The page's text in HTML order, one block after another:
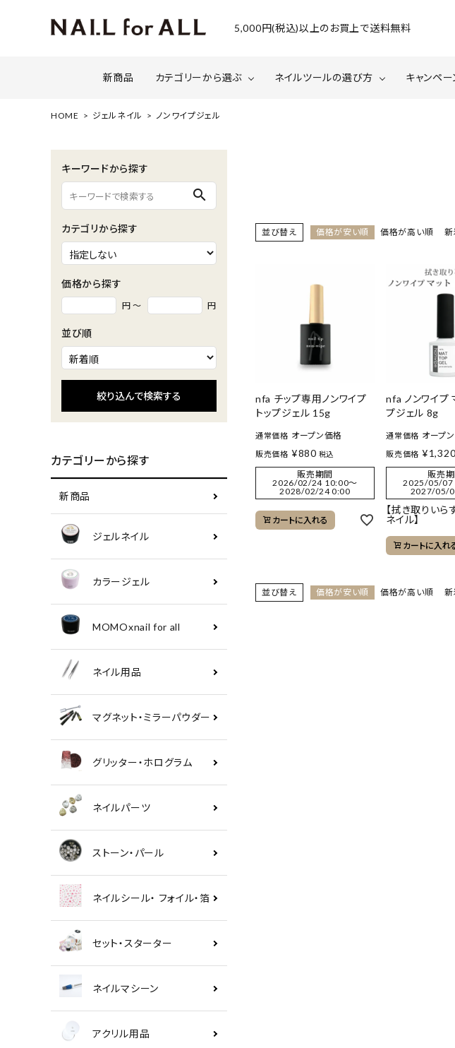
5,000円(税込)以上のお買上で送料無料
新商品 カテゴリーから選ぶ
マグネット・ミラーパウダー
ネイルシール・ フォイル・箔
水性ネイル （シェルズコート） ケア用品・衛生対策
ネイルツールの選び方 キャンペー
HOME ジェルネイル ノンワイプジェル
キーワードから探す
search
カテゴリから探す
価格から探す
円 ～ 円
並び順
絞り込んで検索する
カテゴリーから探す
新商品
ジェルネイル
カラージェル
MOMOxnail for all
ネイル用品
マグネット・ミラーパウダー
グリッター・ホログラム
ネイルパーツ
ストーン・パール
ネイルシール・ フォイル・箔
セット・スターター
ネイルマシーン
アクリル用品
並び替え 価格が安い順 価格が高い順
nfa チップ専用ノンワイプ
トップジェル 15g
通常価格 オープン価格
販売価格 ¥880 税込
販売期間
2026/02/24 10:00〜
2028/02/24 0:00
カートに入れる
nfa ノンワイプ
プジェル 8g
通常価格 オープ
販売価格 ¥1,320
販売期
2025/05/07
2027/05/
【拭き取りいら
ネイル】
カートに入れ
並び替え 価格が安い順 価格が高い順